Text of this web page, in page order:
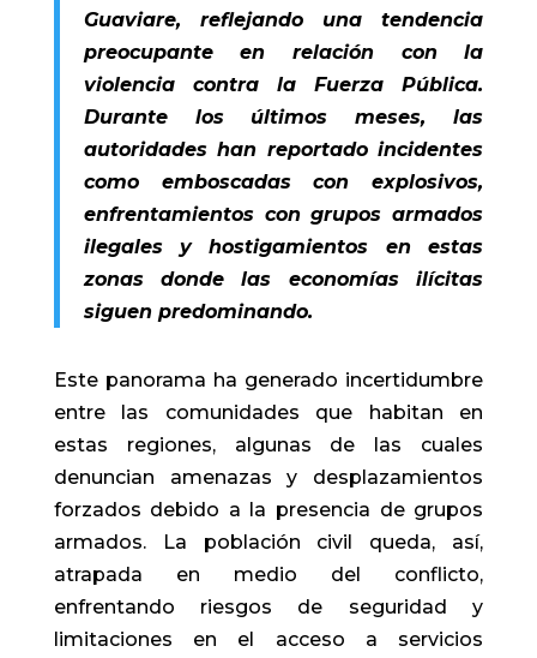
Guaviare, reflejando una tendencia
preocupante en relación con la
violencia contra la Fuerza Pública.
Durante los últimos meses, las
autoridades han reportado incidentes
como emboscadas con explosivos,
enfrentamientos con grupos armados
ilegales y hostigamientos en estas
zonas donde las economías ilícitas
siguen predominando.
Este panorama ha generado incertidumbre
entre las comunidades que habitan en
estas regiones, algunas de las cuales
denuncian amenazas y desplazamientos
forzados debido a la presencia de grupos
armados. La población civil queda, así,
atrapada en medio del conflicto,
enfrentando riesgos de seguridad y
limitaciones en el acceso a servicios